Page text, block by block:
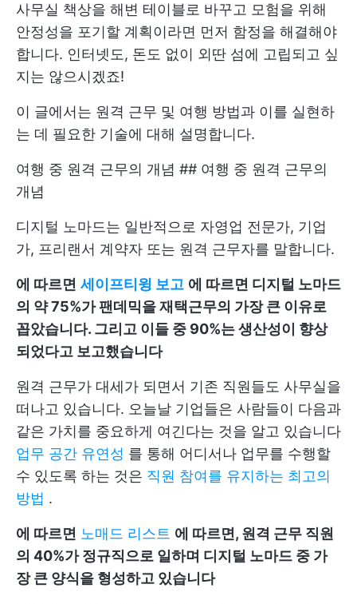
사무실 책상을 해변 테이블로 바꾸고 모험을 위해
안정성을 포기할 계획이라면 먼저 함정을 해결해야
합니다. 인터넷도, 돈도 없이 외딴 섬에 고립되고 싶
지는 않으시겠죠!
이 글에서는 원격 근무 및 여행 방법과 이를 실현하
는 데 필요한 기술에 대해 설명합니다.
여행 중 원격 근무의 개념 ## 여행 중 원격 근무의
개념
디지털 노마드는 일반적으로 자영업 전문가, 기업
가, 프리랜서 계약자 또는 원격 근무자를 말합니다.
에 따르면 세이프티윙 보고 에 따르면 디지털 노마드
의 약 75%가 팬데믹을 재택근무의 가장 큰 이유로
꼽았습니다. 그리고 이들 중 90%는 생산성이 향상
되었다고 보고했습니다
원격 근무가 대세가 되면서 기존 직원들도 사무실을
떠나고 있습니다. 오늘날 기업들은 사람들이 다음과
같은 가치를 중요하게 여긴다는 것을 알고 있습니다
업무 공간 유연성 를 통해 어디서나 업무를 수행할
수 있도록 하는 것은 직원 참여를 유지하는 최고의
방법 .
에 따르면 노매드 리스트 에 따르면, 원격 근무 직원
의 40%가 정규직으로 일하며 디지털 노마드 중 가
장 큰 양식을 형성하고 있습니다